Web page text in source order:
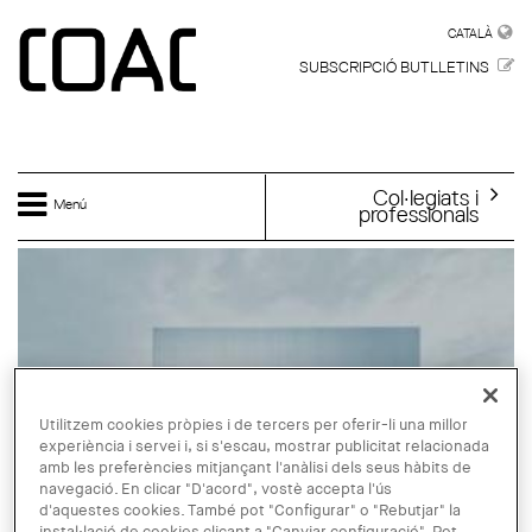
CATALÀ
SUBSCRIPCIÓ BUTLLETINS
Menú Col·legiats i
professionals
Utilitzem cookies pròpies i de tercers per oferir-li una millor
experiència i servei i, si s'escau, mostrar publicitat relacionada
amb les preferències mitjançant l'anàlisi dels seus hàbits de
navegació. En clicar "D'acord", vostè accepta l'ús
d'aquestes cookies. També pot "Configurar" o "Rebutjar" la